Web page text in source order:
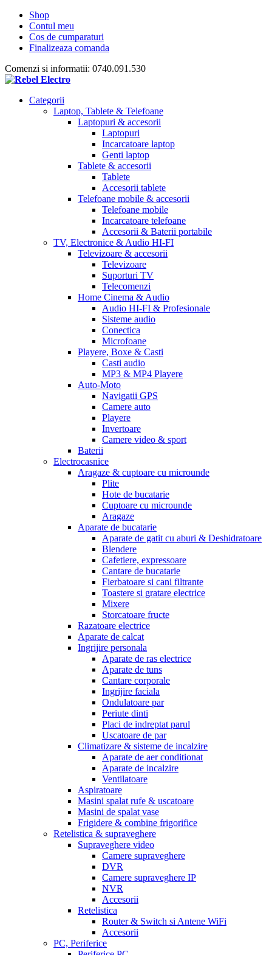
Shop
Contul meu
Cos de cumparaturi
Finalizeaza comanda
Comenzi si informatii: 0740.091.530
Categorii
Laptop, Tablete & Telefoane
Laptopuri & accesorii
Laptopuri
Incarcatoare laptop
Genti laptop
Tablete & accesorii
Tablete
Accesorii tablete
Telefoane mobile & accesorii
Telefoane mobile
Incarcatoare telefoane
Accesorii & Baterii portabile
TV, Electronice & Audio HI-FI
Televizoare & accesorii
Televizoare
Suporturi TV
Telecomenzi
Home Cinema & Audio
Audio HI-FI & Profesionale
Sisteme audio
Conectica
Microfoane
Playere, Boxe & Casti
Casti audio
MP3 & MP4 Playere
Auto-Moto
Navigatii GPS
Camere auto
Playere
Invertoare
Camere video & sport
Baterii
Electrocasnice
Aragaze & cuptoare cu microunde
Plite
Hote de bucatarie
Cuptoare cu microunde
Aragaze
Aparate de bucatarie
Aparate de gatit cu aburi & Deshidratoare
Blendere
Cafetiere, expressoare
Cantare de bucatarie
Fierbatoare si cani filtrante
Toastere si gratare electrice
Mixere
Storcatoare fructe
Razatoare electrice
Aparate de calcat
Ingrijire personala
Aparate de ras electrice
Aparate de tuns
Cantare corporale
Ingrijire faciala
Ondulatoare par
Periute dinti
Placi de indreptat parul
Uscatoare de par
Climatizare & sisteme de incalzire
Aparate de aer conditionat
Aparate de incalzire
Ventilatoare
Aspiratoare
Masini spalat rufe & uscatoare
Masini de spalat vase
Frigidere & combine frigorifice
Retelistica & supraveghere
Supraveghere video
Camere supraveghere
DVR
Camere supraveghere IP
NVR
Accesorii
Retelistica
Router & Switch si Antene WiFi
Accesorii
PC, Periferice